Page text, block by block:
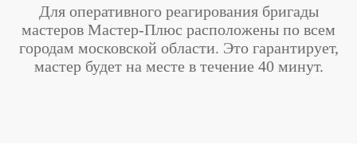
Для оперативного реагирования бригады
мастеров Мастер-Плюс расположены по всем
городам московской области. Это гарантирует,
мастер будет на месте в течение 40 минут.